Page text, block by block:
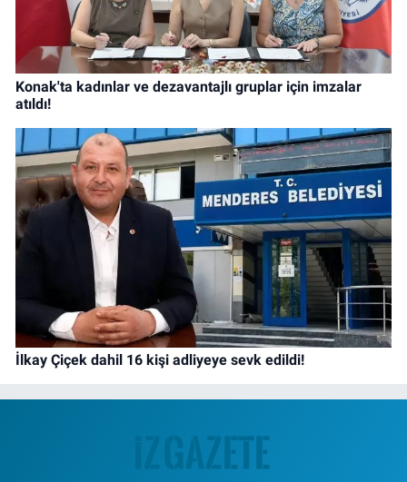
Konak'ta kadınlar ve dezavantajlı gruplar için imzalar
atıldı!
İlkay Çiçek dahil 16 kişi adliyeye sevk edildi!